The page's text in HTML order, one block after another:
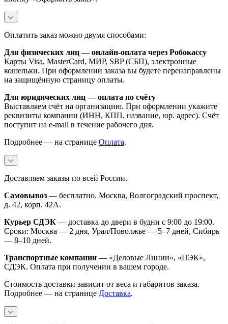
Оплатить заказ можно двумя способами:
Для физических лиц — онлайн-оплата через Робокассу
Карты Visa, MasterCard, МИР, SBP (СБП), электронные
кошельки. При оформлении заказа вы будете перенаправлены
на защищённую страницу оплаты.
Для юридических лиц — оплата по счёту
Выставляем счёт на организацию. При оформлении укажите
реквизиты компании (ИНН, КПП, название, юр. адрес). Счёт
поступит на e-mail в течение рабочего дня.
Подробнее — на странице Оплата.
Доставляем заказы по всей России.
Самовывоз — бесплатно. Москва, Волгоградский проспект,
д. 42, корп. 42А.
Курьер СДЭК — доставка до двери в будни с 9:00 до 19:00.
Сроки: Москва — 2 дня, Урал/Поволжье — 5–7 дней, Сибирь
— 8–10 дней.
Транспортные компании — «Деловые Линии», «ПЭК»,
СДЭК. Оплата при получении в вашем городе.
Стоимость доставки зависит от веса и габаритов заказа.
Подробнее — на странице Доставка.